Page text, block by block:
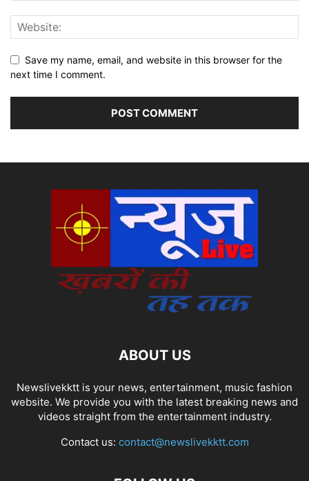
Save my name, email, and website in this browser for the
next time I comment.
ABOUT US
Newslivekktt is your news, entertainment, music fashion
website. We provide you with the latest breaking news and
videos straight from the entertainment industry.
Contact us: contact@newslivekktt.com